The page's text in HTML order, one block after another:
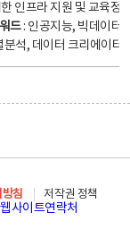
인프라 지원 및 교육정
드: 인공지능, 빅데이터,
분석, 데이터 크리에이터
침
저작권 정책
사이트연락처